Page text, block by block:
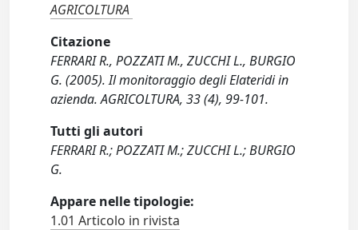
AGRICOLTURA
Citazione
FERRARI R., POZZATI M., ZUCCHI L., BURGIO
G. (2005). Il monitoraggio degli Elateridi in
azienda. AGRICOLTURA, 33 (4), 99-101.
Tutti gli autori
FERRARI R.; POZZATI M.; ZUCCHI L.; BURGIO
G.
Appare nelle tipologie:
1.01 Articolo in rivista